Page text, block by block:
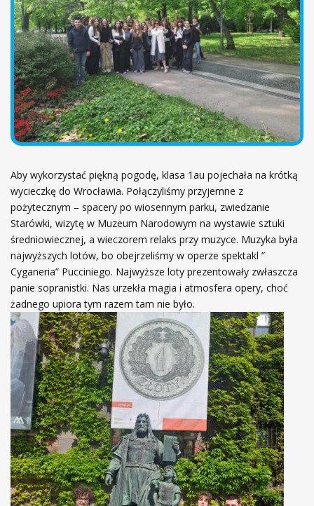
n
a
Aby wykorzystać piękną pogodę, klasa 1au pojechała na krótką
wycieczkę do Wrocławia. Połączyliśmy przyjemne z
pożytecznym – spacery po wiosennym parku, zwiedzanie
Starówki, wizytę w Muzeum Narodowym na wystawie sztuki
średniowiecznej, a wieczorem relaks przy muzyce. Muzyka była
najwyższych lotów, bo obejrzeliśmy w operze spektakl ”
Cyganeria” Pucciniego. Najwyższe loty prezentowały zwłaszcza
panie sopranistki. Nas urzekła magia i atmosfera opery, choć
żadnego upiora tym razem tam nie było.